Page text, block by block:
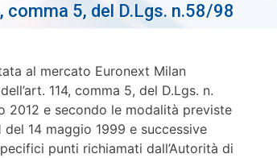
5, del D.Lgs. n.58/98
al mercato Euronext Milan
114, comma 5, del D.Lgs. n.
2012 e secondo le modalità previste
del 14 maggio 1999 e successive
punti richiamati dall’Autorità di